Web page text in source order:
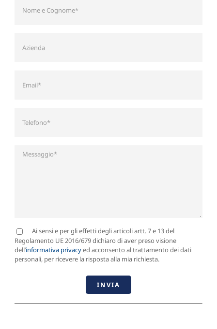
Ai sensi e per gli effetti degli articoli artt. 7 e 13 del
Regolamento UE 2016/679 dichiaro di aver preso visione
dell’informativa privacyed acconsento al trattamento dei dati
personali, per ricevere la risposta alla mia richiesta.